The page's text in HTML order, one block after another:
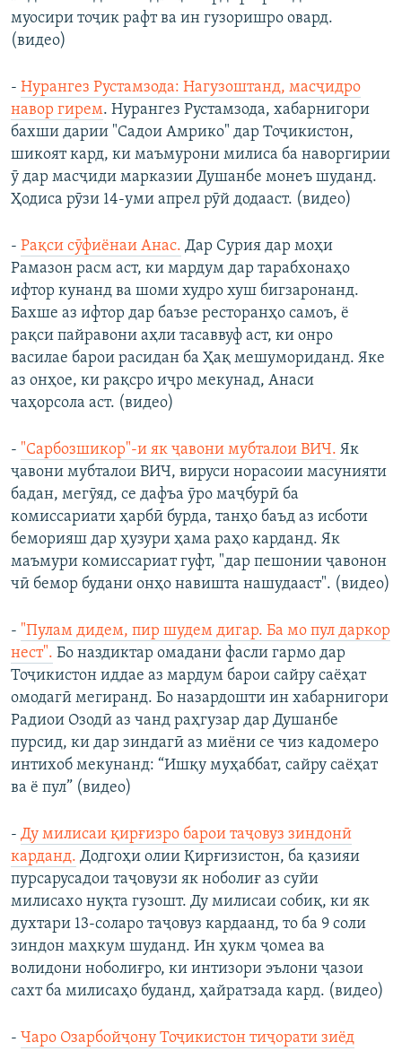
муосири тоҷик рафт ва ин гузоришро овард.
(видео)
- ​Нурангез Рустамзода: Нагузоштанд, масҷидро
навор гирем.​ Нурангез Рустамзода, хабарнигори
бахши дарии "Садои Амрико" дар Тоҷикистон,
шикоят кард, ки маъмурони милиса ба наворгирии
ӯ дар масҷиди марказии Душанбе монеъ шуданд.
Ҳодиса рӯзи 14-уми апрел рӯй додааст. (видео)
- Рақси сӯфиёнаи Анас.​ Дар Сурия дар моҳи
Рамазон расм аст, ки мардум дар тарабхонаҳо
ифтор кунанд ва шоми худро хуш бигзаронанд.
Бахше аз ифтор дар баъзе ресторанҳо самоъ, ё
рақси пайравони аҳли тасаввуф аст, ки онро
василае барои расидан ба Ҳақ мешумориданд. Яке
аз онҳое, ки рақсро иҷро мекунад, Анаси
чаҳорсола аст. (видео)
- ​ "Сарбозшикор"-и як ҷавони мубталои ВИЧ. ​ Як
ҷавони мубталои ВИЧ, вируси норасоии масунияти
бадан, мегӯяд, се дафъа ӯро маҷбурӣ ба
комиссариати ҳарбӣ бурда, танҳо баъд аз исботи
беморияш дар ҳузури ҳама раҳо карданд. Як
маъмури комиссариат гуфт, "дар пешонии ҷавонон
чӣ бемор будани онҳо навишта нашудааст". (видео)
- "Пулам дидем, пир шудем дигар. Ба мо пул даркор
нест". Бо наздиктар омадани фасли гармо дар
Тоҷикистон иддае аз мардум барои сайру саёҳат
омодагӣ мегиранд. Бо назардошти ин хабарнигори
Радиои Озодӣ аз чанд раҳгузар дар Душанбе
пурсид, ки дар зиндагӣ аз миёни се чиз кадомеро
интихоб мекунанд: “Ишқу муҳаббат, сайру саёҳат
ва ё пул” (видео)
- Ду милисаи қирғизро барои таҷовуз зиндонӣ
карданд. ​ Додгоҳи олии Қирғизистон, ба қазияи
пурсарусадои таҷовузи як ноболиғ аз суйи
милисахо нуқта гузошт. Ду милисаи собиқ, ки як
духтари 13-соларо таҷовуз кардаанд, то ба 9 соли
зиндон маҳкум шуданд. Ин ҳукм ҷомеа ва
волидони ноболиғро, ки интизори эълони ҷазои
сахт ба милисаҳо буданд, ҳайратзада кард. (видео)
- Чаро Озарбойҷону Тоҷикистон тиҷорати зиёд